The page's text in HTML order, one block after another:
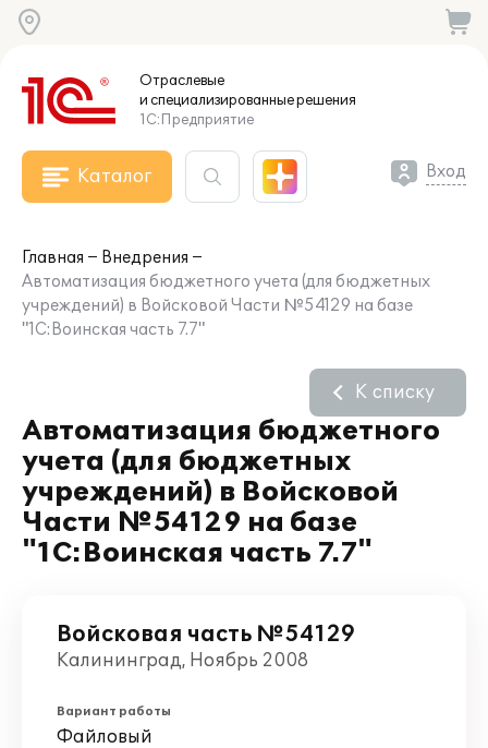
Отраслевые
и специализированныерешения
1С:Предприятие
Каталог Вход
Главная
Внедрения
Автоматизация бюджетного учета (для бюджетных
учреждений) в Войсковой Части №54129 на базе
"1С:Воинская часть 7.7"
Автоматизация бюджетного
учета (для бюджетных
учреждений) в Войсковой
Части №54129 на базе
"1С:Воинская часть 7.7"
К списку
Войсковая часть №54129
Калининград, Ноябрь 2008
Вариант работы
Файловый